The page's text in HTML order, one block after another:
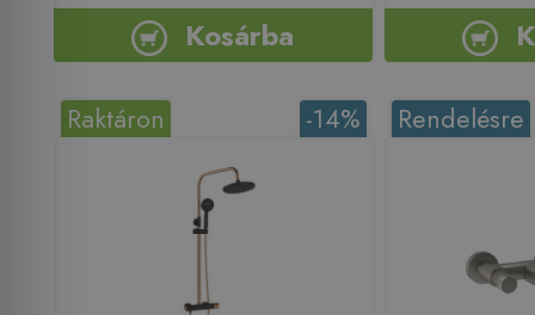
Kosárba
-14%
Raktáron Rendelésre